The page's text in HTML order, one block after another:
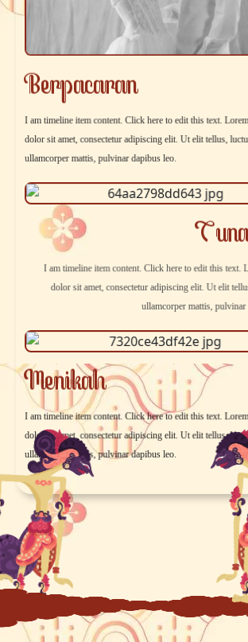
Berpacaran
I am timeline item content. Click here to edit this text.
dolor sit amet, consectetur adipiscing elit. Ut elit tellus,
ullamcorper mattis, pulvinar dapibus leo.
I am timeline item content. Click here to edit this text.
dolor sit amet, consectetur adipiscing elit. Ut elit
ullamcorper mattis, pulvinar
Menikah
I am timeline item content. Click here to edit this text.
dolor sit amet, consectetur adipiscing elit. Ut elit tellus,
ullamcorper mattis, pulvinar dapibus leo.